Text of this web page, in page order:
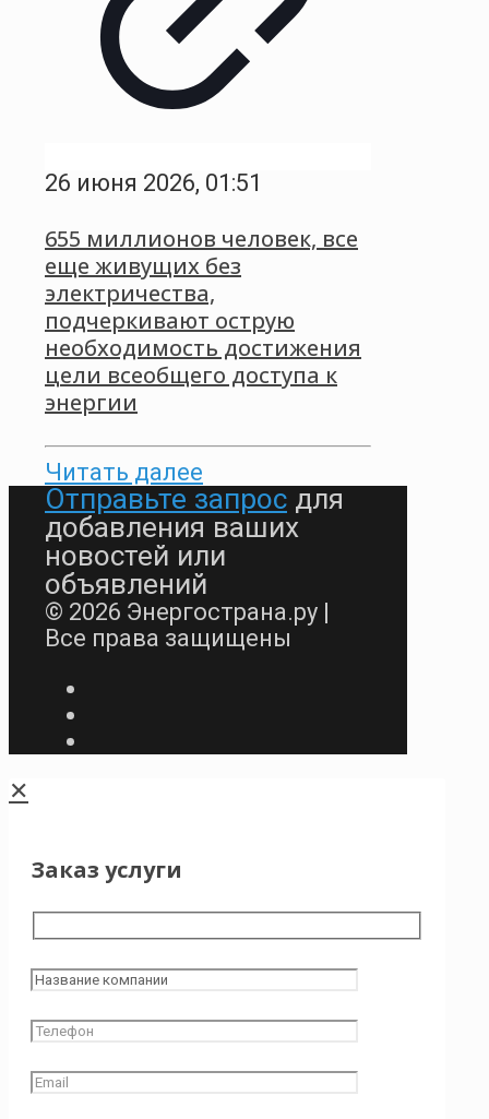
26 июня 2026, 01:51
655 миллионов человек, все
еще живущих без
электричества,
подчеркивают острую
необходимость достижения
цели всеобщего доступа к
энергии
Читать далее
Отправьте запрос для
добавления ваших
новостей или
объявлений
© 2026 Энергострана.ру |
Все права защищены
✕
Заказ услуги